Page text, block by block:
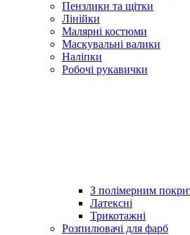
Пензлики та щітки
Лінійки
Малярні костюми
Маскувальні валики
Наліпки
Робочі рукавички
З полімерним
Латексні
Трикотажні
Розпилювачі для фарб